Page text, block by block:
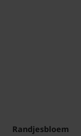
Randjesbloem